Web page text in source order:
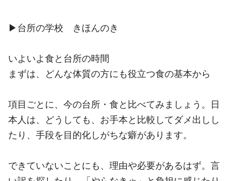
▶︎台所の学校 きほんのき
いよいよ食と台所の時間
まずは、どんな体質の方にも役立つ食の基本から
項目ごとに、今の台所・食と比べてみましょう。日
本人は、どうしても、お手本と比較してダメ出しし
たり、手段を目的化しがちな癖があります。
できていないことにも、理由や必要があるはず。言